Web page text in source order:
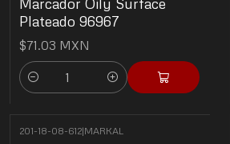
Plateado 96967
$71.03 MXN
Cantidad
201-18-08-612|MARKAL